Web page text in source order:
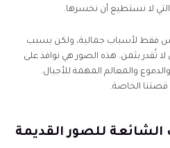
لا نستطيع أن نخسرها.
فقط لأسباب جمالية، ولكن بسبب
لا تُقدر بثمن. هذه الصور هي نوافذ على
والمعالم المهمة للأجيال.
الخاصة.
للصور القديمة